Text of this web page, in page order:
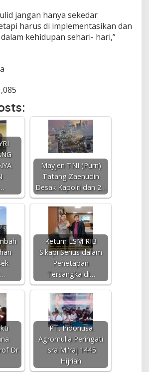
jangan hanya sekedar
harus di implementasikan dan
kehidupan sehari- hari,”
Mayjen TNI (Purn)
Tatang Zaenudin
Desak Kapolri dan 2…
Ketum LSM RIB
Sikapi Serius dalam
Penetapan
Tersangka di…
Dr
PT. Indonusa
Agromulia Peringati
Isra Mi'raj 1445
Hijriah